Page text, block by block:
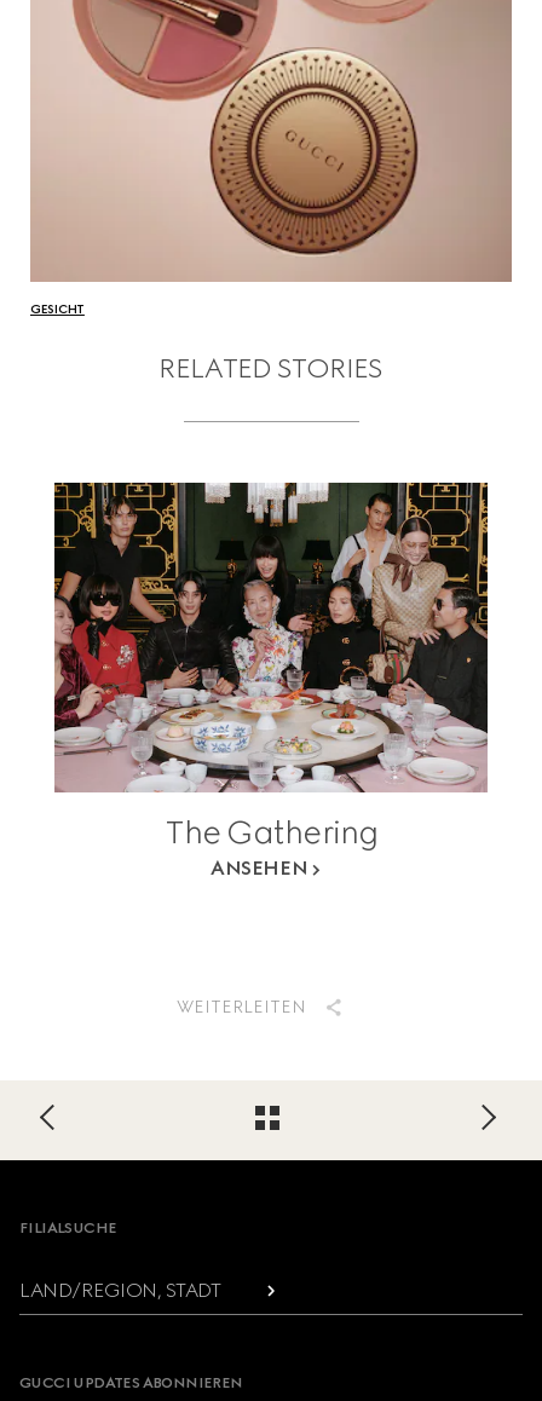
GESICHT
RELATED STORIES
The Gathering
ANSEHEN
WEITERLEITEN
FILIALSUCHE
LAND/REGION, STADT
GUCCI UPDATES ABONNIEREN